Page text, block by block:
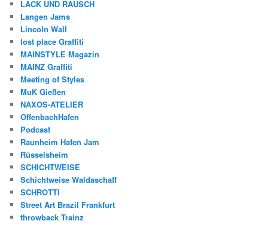
LACK UND RAUSCH
Langen Jams
Lincoln Wall
lost place Graffiti
MAINSTYLE Magazin
MAINZ Graffiti
Meeting of Styles
MuK Gießen
NAXOS-ATELIER
OffenbachHafen
Podcast
Raunheim Hafen Jam
Rüsselsheim
SCHICHTWEISE
Schichtweise Waldaschaff
SCHROTTI
Street Art Brazil Frankfurt
throwback Trainz